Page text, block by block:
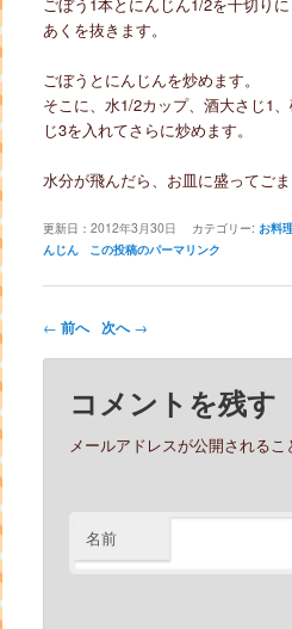
あくを抜きます。
ごぼうとにんじんを炒めます。
そこに、水1/2カップ、酒大さじ1
じ3を入れてさらに炒めます。
水分が飛んだら、お皿に盛ってご
更新日： 2012年3月30日 カテゴリー:お料
んじん
この投稿のパーマリンク
投稿ナビゲーション
← 前へ 次へ→
コメントを残す
メールアドレスが公開されるこ
名前